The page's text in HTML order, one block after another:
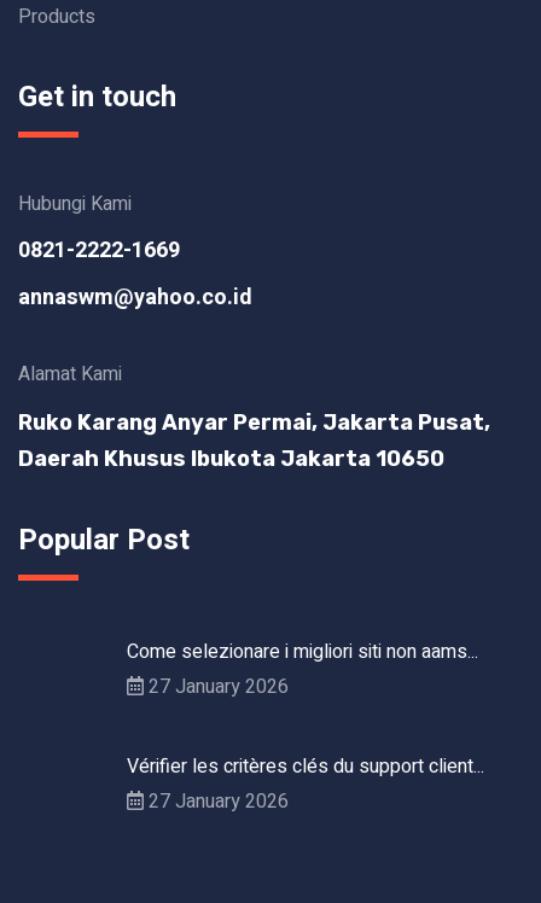
Products
Get in touch
Hubungi Kami
0821-2222-1669
annaswm@yahoo.co.id
Alamat Kami
Ruko Karang Anyar Permai, Jakarta Pusat,
Daerah Khusus Ibukota Jakarta 10650
Popular Post
Come selezionare i migliori siti non aams...
27 January 2026
Vérifier les critères clés du support client...
27 January 2026